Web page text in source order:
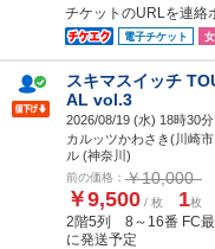
チケットのURLを連絡
電子チケット
スキマスイッチ
AL vol.3
2026/08/19 (水) 18時30分
カルッツかわさき(川崎
ル (神奈川)
前の価格： ￥10,000
￥9,500 / 枚 1枚
2階5列 8～16番 FC最
に発送予定